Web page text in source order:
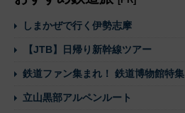
しまかぜで行く伊勢志摩
【JTB】日帰り新幹線ツアー
鉄道ファン集まれ！ 鉄道博物館特集
立山黒部アルペンルート